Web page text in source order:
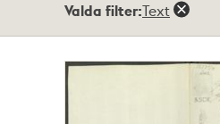
Valda filter:Text